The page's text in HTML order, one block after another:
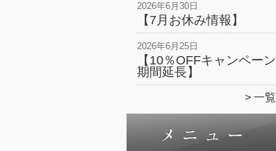
2026年6月30日
【7月お休み情報】
2026年6月25日
【10％OFFキャンペーン
期間延長】
一覧